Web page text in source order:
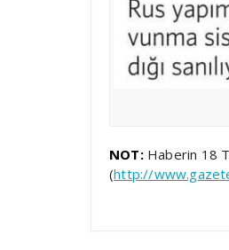
NOT:Haberin 18
(http://